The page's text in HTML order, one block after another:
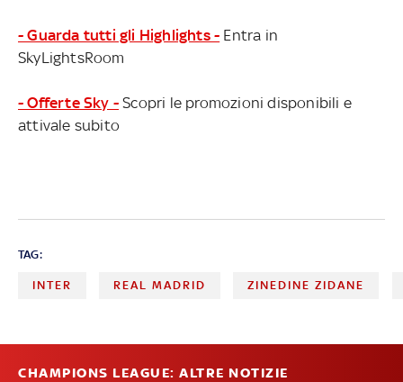
- Guarda tutti gli Highlights - Entra in
SkyLightsRoom
- Offerte Sky - Scopri le promozioni disponibili e
attivale subito
TAG:
INTER REAL MADRID ZINEDINE ZIDANE
CHAMPIONS LEAGUE: ALTRE NOTIZIE